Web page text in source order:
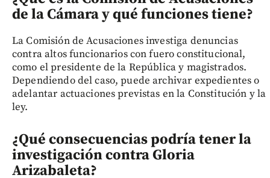
de la Cámara y qué funciones tiene?
La Comisión de Acusaciones investiga denuncias
contra altos funcionarios con fuero constitucional,
como el presidente de la República y magistrados.
Dependiendo del caso, puede archivar expedientes o
adelantar actuaciones previstas en la Constitución y la
ley.
¿Qué consecuencias podría tener la
investigación contra Gloria
Arizabaleta?